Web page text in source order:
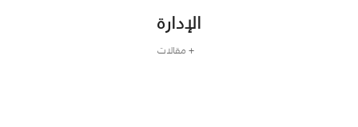
الإدارة
+ مقالات